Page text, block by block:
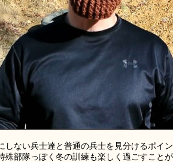
しない兵士達と普通の兵士を見分けるポイ
殊部隊っぽく冬の訓練も楽しく過ごすことが